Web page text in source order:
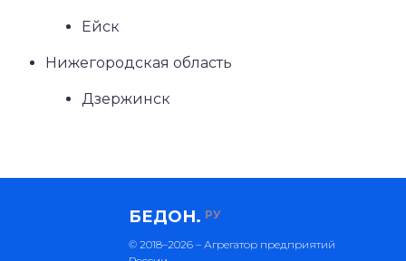
Ейск
Нижегородская область
Дзержинск
БЕДОН. РУ
© 2018–2026 – Агрегатор предприятий